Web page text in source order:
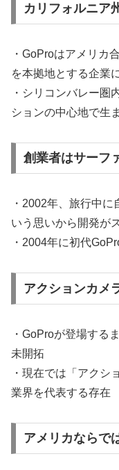
カリフォルニア
・GoProはアメリカ
を本拠地とする企業
・シリコンバレー圏
ションの中心地で生
創業者はサーフ
・2002年、旅行中
いう思いから開発が
・2004年に初代
アクションカメ
・GoProが登場する
未開拓
・現在では「アクシ
業界を代表する存在
アメリカならで